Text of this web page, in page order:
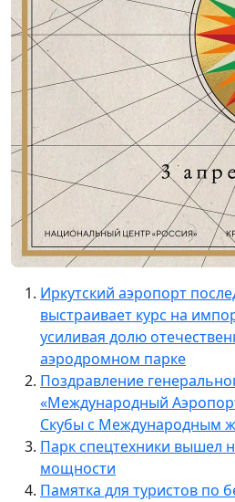
Иркутский аэропорт
выстраивает курс на
усиливая долю
аэродромном парке
Поздравление
«Международный
Скубы с Международным
Парк спецтехники вышел
мощности
Памятка для туристов по